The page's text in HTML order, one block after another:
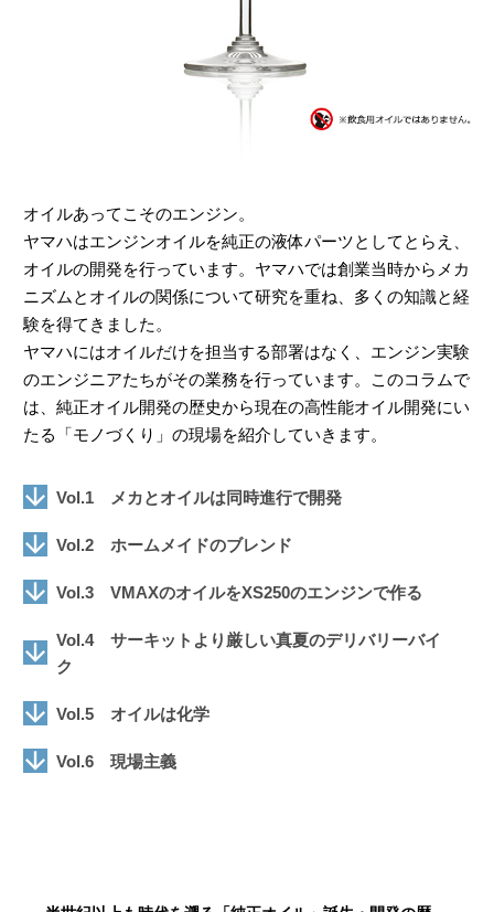
オイルあってこそのエンジン。
ヤマハはエンジンオイルを純正の液体パーツとしてとらえ、
オイルの開発を行っています。ヤマハでは創業当時からメカ
ニズムとオイルの関係について研究を重ね、多くの知識と経
験を得てきました。
ヤマハにはオイルだけを担当する部署はなく、エンジン実験
のエンジニアたちがその業務を行っています。このコラムで
は、純正オイル開発の歴史から現在の高性能オイル開発にい
たる「モノづくり」の現場を紹介していきます。
Vol.1 メカとオイルは同時進行で開発
Vol.2 ホームメイドのブレンド
Vol.3 VMAXのオイルをXS250のエンジンで作る
Vol.4 サーキットより厳しい真夏のデリバリーバイ
ク
Vol.5 オイルは化学
Vol.6 現場主義